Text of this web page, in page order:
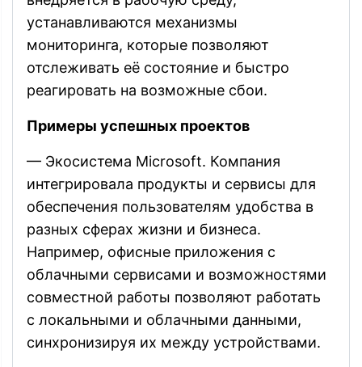
устанавливаются механизмы
мониторинга, которые позволяют
отслеживать её состояние и быстро
реагировать на возможные сбои.
Примеры успешных проектов
— Экосистема Microsoft. Компания
интегрировала продукты и сервисы для
обеспечения пользователям удобства в
разных сферах жизни и бизнеса.
Например, офисные приложения с
облачными сервисами и возможностями
совместной работы позволяют работать
с локальными и облачными данными,
синхронизируя их между устройствами.